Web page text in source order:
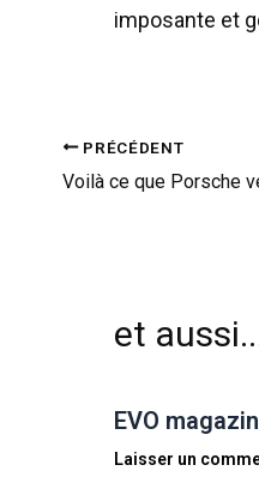
imposante et
PRÉCÉDENT
et
EVO
Laisser un